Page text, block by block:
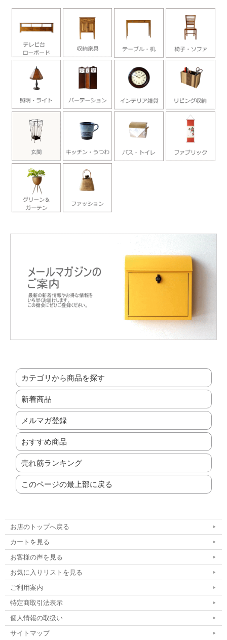
カテゴリから商品を探す
新着商品
メルマガ登録
おすすめ商品
売れ筋ランキング
このページの最上部に戻る
お店のトップへ戻る
カートを見る
お客様の声を見る
お気に入りリストを見る
ご利用案内
特定商取引法表示
個人情報の取扱い
サイトマップ